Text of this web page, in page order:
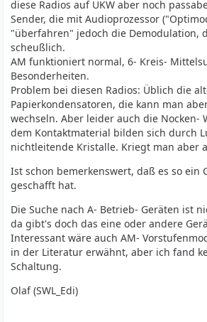
diese Radios auf UKW aber noch
Sender, die mit Audioprozessor
"überfahren" jedoch die Demodulation,
scheußlich.
AM funktioniert normal, 6- Kreis-
Besonderheiten.
Problem bei diesen Radios: Üblich die
Papierkondensatoren, die kann man
wechseln. Aber leider auch die Nocken-
dem Kontaktmaterial bilden sich durch
nichtleitende Kristalle. Kriegt man aber
Ist schon bemerkenswert, daß es so ein
geschafft hat.
Die Suche nach A- Betrieb- Geräten ist
da gibt's doch das eine oder andere
Interessant wäre auch AM-
in der Literatur erwähnt, aber ich fand
Schaltung.
Olaf (SWL_Edi)